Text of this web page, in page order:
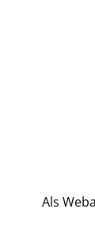
Als